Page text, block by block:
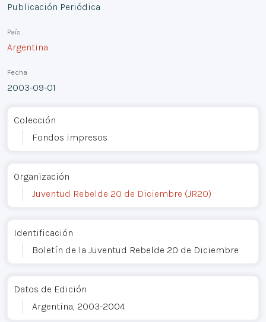
Publicación Periódica
País
Argentina
Fecha
2003-09-01
Colección
Fondos impresos
Organización
Juventud Rebelde 20 de Diciembre (JR20)
Identificación
Boletín de la Juventud Rebelde 20 de Diciembre
Datos de Edición
Argentina, 2003-2004.